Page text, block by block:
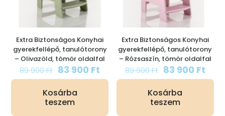
Extra Biztonságos Konyhai
gyerekfellépő, tanulótorony
– Olivazöld, tömör oldalfal
89 900Ft Original
price
was:
89
900 Ft.
83 900 Ft Current
price
Kosárba
teszem
Extra Biztonságos Konyhai
gyerekfellépő, tanulótorony
– Rózsaszín, tömör oldalfal
89 900Ft Original
price
was:
89
900 Ft.
83 900 Ft
Kosárba
teszem